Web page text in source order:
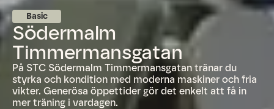
Basic
Södermalm
Timmermansgatan
På STC Södermalm Timmermansgatan tränar du
styrka och kondition med moderna maskiner och fria
vikter. Generösa öppettider gör det enkelt att få in
mer träning i vardagen.